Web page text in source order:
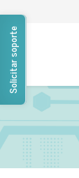
Solicitar soporte